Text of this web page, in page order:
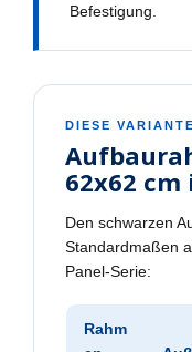
Befestigung.
DIESE VARIANTE
62x62
Den schwarzen
Standardmaßen
Panel-Serie:
Rahm